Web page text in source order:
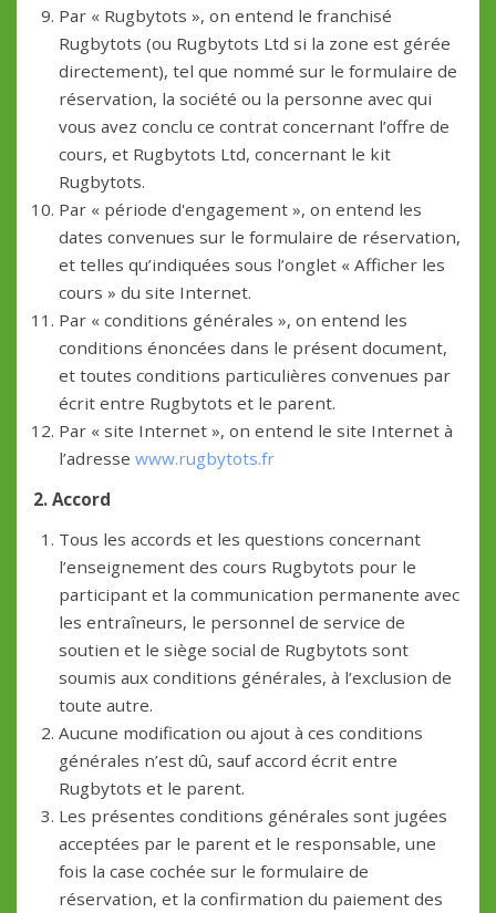
Par « Rugbytots », on entend le franchisé
Rugbytots (ou Rugbytots Ltd si la zone est gérée
directement), tel que nommé sur le formulaire de
réservation, la société ou la personne avec qui
vous avez conclu ce contrat concernant l’offre de
cours, et Rugbytots Ltd, concernant le kit
Rugbytots.
Par « période d'engagement », on entend les
dates convenues sur le formulaire de réservation,
et telles qu’indiquées sous l’onglet « Afficher les
cours » du site Internet.
Par « conditions générales », on entend les
conditions énoncées dans le présent document,
et toutes conditions particulières convenues par
écrit entre Rugbytots et le parent.
Par « site Internet », on entend le site Internet à
l’adressewww.rugbytots.fr
2. Accord
Tous les accords et les questions concernant
l’enseignement des cours Rugbytots pour le
participant et la communication permanente avec
les entraîneurs, le personnel de service de
soutien et le siège social de Rugbytots sont
soumis aux conditions générales, à l’exclusion de
toute autre.
Aucune modification ou ajout à ces conditions
générales n’est dû, sauf accord écrit entre
Rugbytots et le parent.
Les présentes conditions générales sont jugées
acceptées par le parent et le responsable, une
fois la case cochée sur le formulaire de
réservation, et la confirmation du paiement des